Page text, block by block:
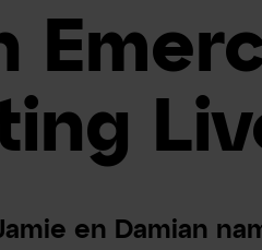
en Damian